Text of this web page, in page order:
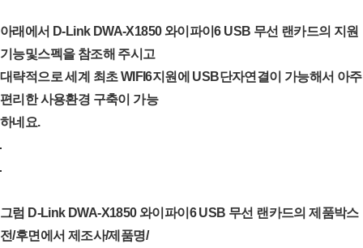
아래에서 D-Link DWA-X1850 와이파이6 USB 무선 랜카드의 지원
기능및스펙을 참조해 주시고
대략적으로 세계 최초 WIFI6지원에 USB단자연결이 가능해서 아주
편리한 사용환경 구축이 가능
하네요.
그럼 D-Link DWA-X1850 와이파이6 USB 무선 랜카드의 제품박스
전/후면에서 제조사/제품명/